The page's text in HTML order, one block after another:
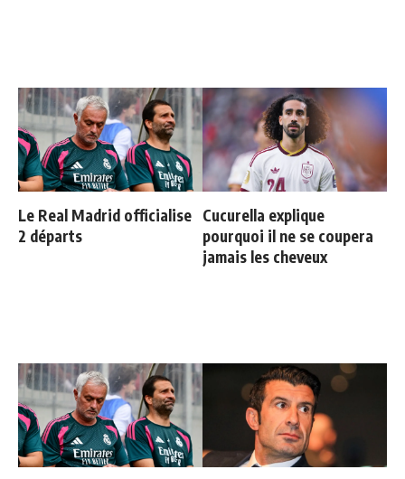
Le Real Madrid officialise
2 départs
Cucurella explique
pourquoi il ne se coupera
jamais les cheveux